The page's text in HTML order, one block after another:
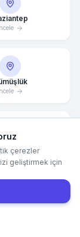
çerezler
geliştirmek için